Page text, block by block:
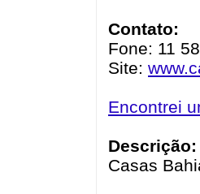
Contato:
Fone: 11
Site:
Encontrei
Descrição:
Casas